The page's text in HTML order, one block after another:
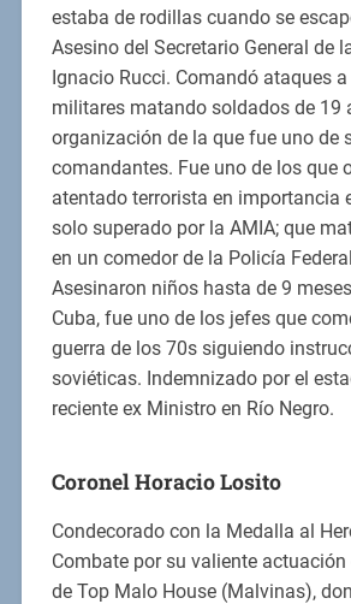
estaba de rodillas cuando se
Asesino del Secretario General de
Ignacio Rucci. Comandó ataques
militares matando soldados de 19
organización de la que fue uno de
comandantes. Fue uno de los que
atentado terrorista en importancia
solo superado por la AMIA; que
en un comedor de la Policía
Asesinaron niños hasta de 9
Cuba, fue uno de los jefes que
guerra de los 70s siguiendo
soviéticas. Indemnizado por el
reciente ex Ministro en Río Negro.
Coronel Horacio Losito
Condecorado con la Medalla al
Combate por su valiente
de Top Malo House (Malvinas),